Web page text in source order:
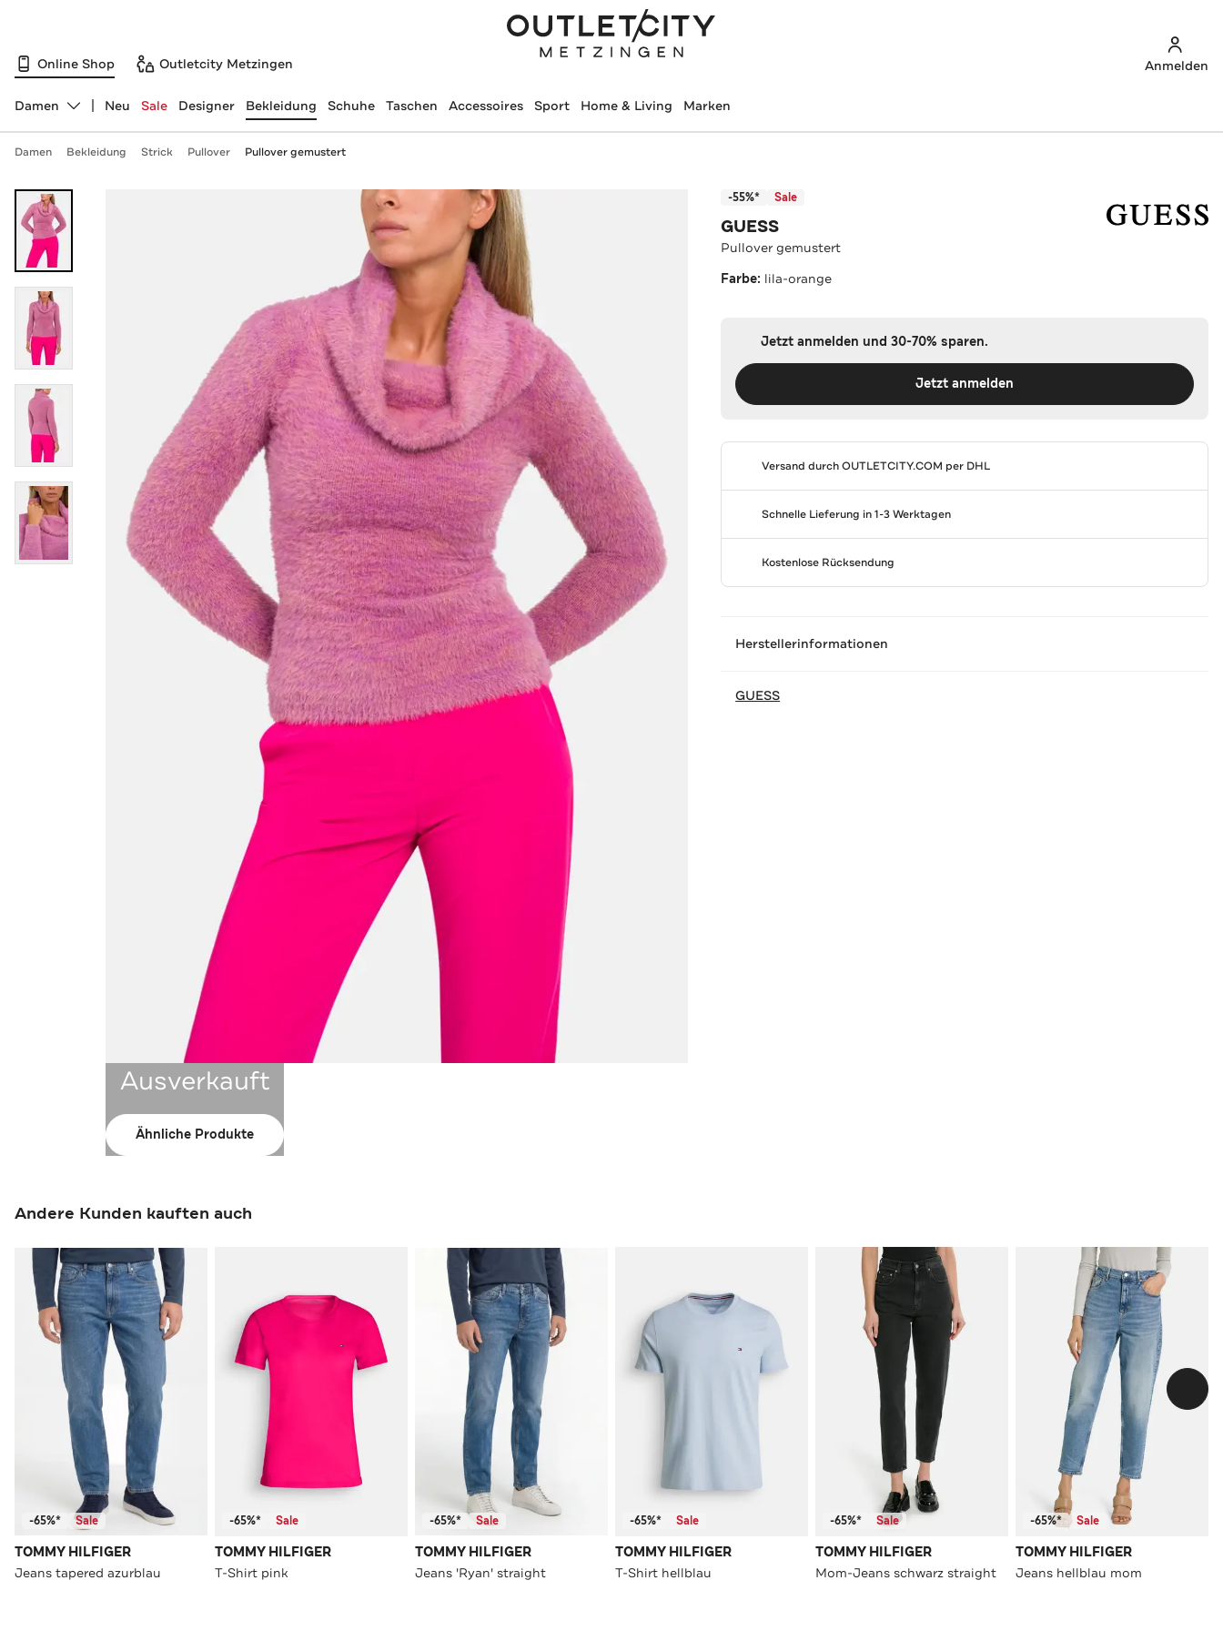
Online Shop Outletcity Metzingen Anmelden
Abteilung ändern, ausgewählt:
Damen Neu Sale Designer Bekleidung Schuhe Taschen Accessoires Sport Home & Living Marken
Damen Bekleidung Strick Pullover Pullover gemustert
Ausverkauft
Ähnliche Produkte
-55%* Sale
GUESS
Pullover gemustert
Farbe: lila-orange
Jetzt anmelden und 30-70% sparen.
Jetzt anmelden
Versand durchOUTLETCITY.COM per DHL
Schnelle Lieferung in 1-3 Werktagen
Kostenlose Rücksendung
Herstellerinformationen
GUESS
Andere Kunden kauften auch
-65%* Sale
TOMMY HILFIGER
Jeans tapered azurblau
-65%* Sale
TOMMY HILFIGER
T-Shirt pink
-65%* Sale
TOMMY HILFIGER
Jeans 'Ryan' straight
-65%* Sale
TOMMY HILFIGER
T-Shirt hellblau
-65%* Sale
TOMMY HILFIGER
Mom-Jeans schwarz straight
-65%* Sale
TOMMY HILFIGER
Jeans hellblau mom